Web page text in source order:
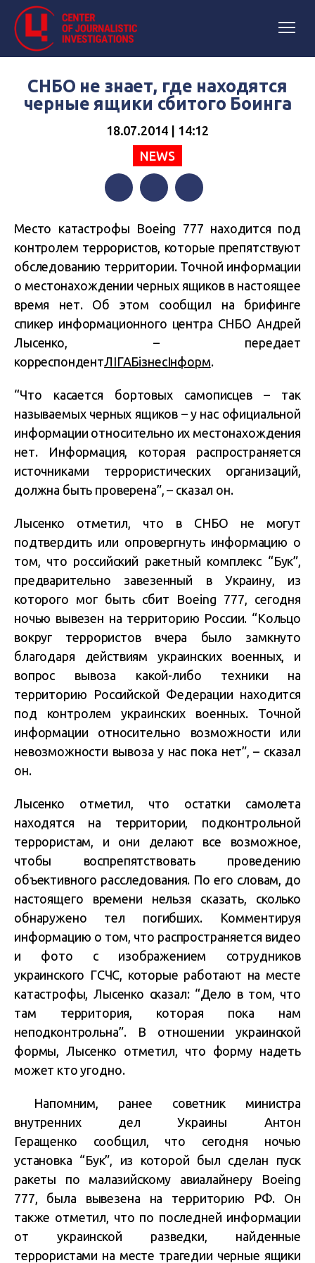
СНБО не знает, где находятся
черные ящики сбитого Боинга
18.07.2014 | 14:12
NEWS
Место катастрофы Boeing 777 находится под
контролем террористов, которые препятствуют
обследованию территории. Точной информации
о местонахождении черных ящиков в настоящее
время нет. Об этом сообщил на брифинге
спикер информационного центра СНБО Андрей
Лысенко, – передает
корреспондентЛІГАБізнесІнформ.
“Что касается бортовых самописцев – так
называемых черных ящиков – у нас официальной
информации относительно их местонахождения
нет. Информация, которая распространяется
источниками террористических организаций,
должна быть проверена”, – сказал он.
Лысенко отметил, что в СНБО не могут
подтвердить или опровергнуть информацию о
том, что российский ракетный комплекс “Бук”,
предварительно завезенный в Украину, из
которого мог быть сбит Boeing 777, сегодня
ночью вывезен на территорию России. “Кольцо
вокруг террористов вчера было замкнуто
благодаря действиям украинских военных, и
вопрос вывоза какой-либо техники на
территорию Российской Федерации находится
под контролем украинских военных. Точной
информации относительно возможности или
невозможности вывоза у нас пока нет”, – сказал
он.
Лысенко отметил, что остатки самолета
находятся на территории, подконтрольной
террористам, и они делают все возможное,
чтобы воспрепятствовать проведению
объективного расследования. По его словам, до
настоящего времени нельзя сказать, сколько
обнаружено тел погибших. Комментируя
информацию о том, что распространяется видео
и фото с изображением сотрудников
украинского ГСЧС, которые работают на месте
катастрофы, Лысенко сказал: “Дело в том, что
там территория, которая пока нам
неподконтрольна”. В отношении украинской
формы, Лысенко отметил, что форму надеть
может кто угодно.
Напомним, ранее советник министра
внутренних дел Украины Антон
Геращенко сообщил, что сегодня ночью
установка “Бук”, из которой был сделан пуск
ракеты по малазийскому авиалайнеру Boeing
777, была вывезена на территорию РФ. Он
также отметил, что по последней информации
от украинской разведки, найденные
террористами на месте трагедии черные ящики